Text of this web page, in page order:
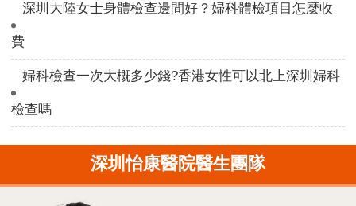
深圳大陸女士身體檢查邊間好？婦科體檢項目怎麼收
費
婦科檢查一次大概多少錢?香港女性可以北上深圳婦科
檢查嗎
深圳怡康醫院醫生團隊